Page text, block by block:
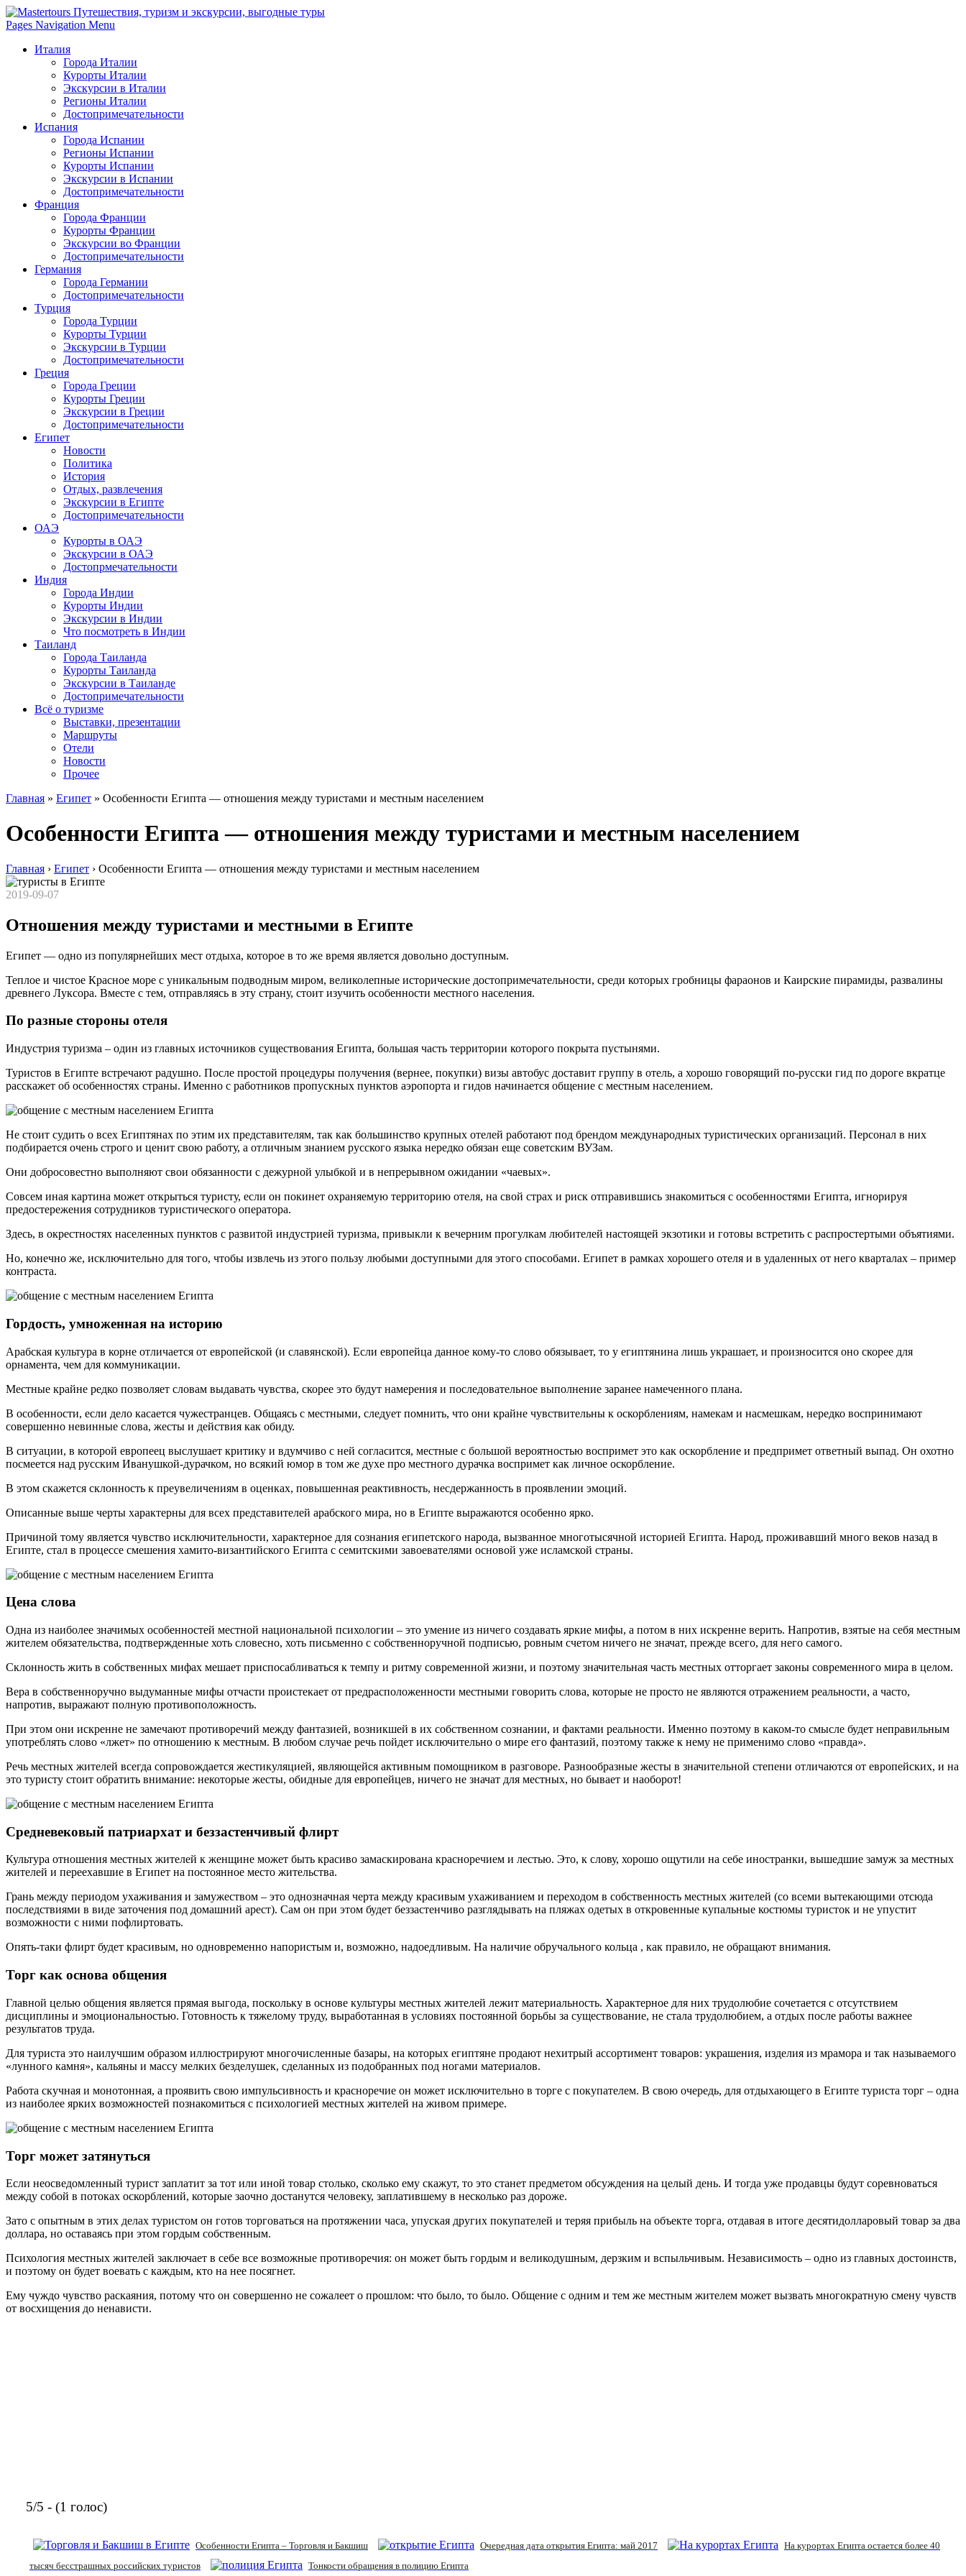
Pages Navigation Menu
Италия
Города Италии
Курорты Италии
Экскурсии в Италии
Регионы Италии
Достопримечательности
Испания
Города Испании
Регионы Испании
Курорты Испании
Экскурсии в Испании
Достопримечательности
Франция
Города Франции
Курорты Франции
Экскурсии во Франции
Достопримечательности
Германия
Города Германии
Достопримечательности
Турция
Города Турции
Курорты Турции
Экскурсии в Турции
Достопримечательности
Греция
Города Греции
Курорты Греции
Экскурсии в Греции
Достопримечательности
Египет
Новости
Политика
История
Отдых, развлечения
Экскурсии в Египте
Достопримечательности
ОАЭ
Курорты в ОАЭ
Экскурсии в ОАЭ
Достопрмечательности
Индия
Города Индии
Курорты Индии
Экскурсии в Индии
Что посмотреть в Индии
Таиланд
Города Таиланда
Курорты Таиланда
Экскурсии в Таиланде
Достопримечательности
Всё о туризме
Выставки, презентации
Маршруты
Отели
Новости
Прочее
Главная » Египет » Особенности Египта — отношения между туристами и местным населением
Особенности Египта — отношения между туристами и местным населением
Главная › Египет › Особенности Египта — отношения между туристами и местным населением
2019-09-07
Отношения между туристами и местными в Египте
Египет — одно из популярнейших мест отдыха, которое в то же время является довольно доступным.
Теплое и чистое Красное море с уникальным подводным миром, великолепные исторические достопримечательности, среди которых гробницы фараонов и Каирские пирамиды, развалины
древнего Луксора. Вместе с тем, отправляясь в эту страну, стоит изучить особенности местного населения.
По разные стороны отеля
Индустрия туризма – один из главных источников существования Египта, большая часть территории которого покрыта пустынями.
Туристов в Египте встречают радушно. После простой процедуры получения (вернее, покупки) визы автобус доставит группу в отель, а хорошо говорящий по-русски гид по дороге вкратце
расскажет об особенностях страны. Именно с работников пропускных пунктов аэропорта и гидов начинается общение с местным населением.
Не стоит судить о всех Египтянах по этим их представителям, так как большинство крупных отелей работают под брендом международных туристических организаций. Персонал в них
подбирается очень строго и ценит свою работу, а отличным знанием русского языка нередко обязан еще советским ВУЗам.
Они добросовестно выполняют свои обязанности с дежурной улыбкой и в непрерывном ожидании «чаевых».
Совсем иная картина может открыться туристу, если он покинет охраняемую территорию отеля, на свой страх и риск отправившись знакомиться с особенностями Египта, игнорируя
предостережения сотрудников туристического оператора.
Здесь, в окрестностях населенных пунктов с развитой индустрией туризма, привыкли к вечерним прогулкам любителей настоящей экзотики и готовы встретить с распростертыми объятиями.
Но, конечно же, исключительно для того, чтобы извлечь из этого пользу любыми доступными для этого способами. Египет в рамках хорошего отеля и в удаленных от него кварталах – пример
контраста.
Гордость, умноженная на историю
Арабская культура в корне отличается от европейской (и славянской). Если европейца данное кому-то слово обязывает, то у египтянина лишь украшает, и произносится оно скорее для
орнамента, чем для коммуникации.
Местные крайне редко позволяет словам выдавать чувства, скорее это будут намерения и последовательное выполнение заранее намеченного плана.
В особенности, если дело касается чужестранцев. Общаясь с местными, следует помнить, что они крайне чувствительны к оскорблениям, намекам и насмешкам, нередко воспринимают
совершенно невинные слова, жесты и действия как обиду.
В ситуации, в которой европеец выслушает критику и вдумчиво с ней согласится, местные с большой вероятностью воспримет это как оскорбление и предпримет ответный выпад. Он охотно
посмеется над русским Иванушкой-дурачком, но всякий юмор в том же духе про местного дурачка воспримет как личное оскорбление.
В этом скажется склонность к преувеличениям в оценках, повышенная реактивность, несдержанность в проявлении эмоций.
Описанные выше черты характерны для всех представителей арабского мира, но в Египте выражаются особенно ярко.
Причиной тому является чувство исключительности, характерное для сознания египетского народа, вызванное многотысячной историей Египта. Народ, проживавший много веков назад в
Египте, стал в процессе смешения хамито-византийского Египта с семитскими завоевателями основой уже исламской страны.
Цена слова
Одна из наиболее значимых особенностей местной национальной психологии – это умение из ничего создавать яркие мифы, а потом в них искренне верить. Напротив, взятые на себя местным
жителем обязательства, подтвержденные хоть словесно, хоть письменно с собственноручной подписью, ровным счетом ничего не значат, прежде всего, для него самого.
Склонность жить в собственных мифах мешает приспосабливаться к темпу и ритму современной жизни, и поэтому значительная часть местных отторгает законы современного мира в целом.
Вера в собственноручно выдуманные мифы отчасти проистекает от предрасположенности местными говорить слова, которые не просто не являются отражением реальности, а часто,
напротив, выражают полную противоположность.
При этом они искренне не замечают противоречий между фантазией, возникшей в их собственном сознании, и фактами реальности. Именно поэтому в каком-то смысле будет неправильным
употреблять слово «лжет» по отношению к местным. В любом случае речь пойдет исключительно о мире его фантазий, поэтому также к нему не применимо слово «правда».
Речь местных жителей всегда сопровождается жестикуляцией, являющейся активным помощником в разговоре. Разнообразные жесты в значительной степени отличаются от европейских, и на
это туристу стоит обратить внимание: некоторые жесты, обидные для европейцев, ничего не значат для местных, но бывает и наоборот!
Средневековый патриархат и беззастенчивый флирт
Культура отношения местных жителей к женщине может быть красиво замаскирована красноречием и лестью. Это, к слову, хорошо ощутили на себе иностранки, вышедшие замуж за местных
жителей и переехавшие в Египет на постоянное место жительства.
Грань между периодом ухаживания и замужеством – это однозначная черта между красивым ухаживанием и переходом в собственность местных жителей (со всеми вытекающими отсюда
последствиями в виде заточения под домашний арест). Сам он при этом будет беззастенчиво разглядывать на пляжах одетых в откровенные купальные костюмы туристок и не упустит
возможности с ними пофлиртовать.
Опять-таки флирт будет красивым, но одновременно напористым и, возможно, надоедливым. На наличие обручального кольца , как правило, не обращают внимания.
Торг как основа общения
Главной целью общения является прямая выгода, поскольку в основе культуры местных жителей лежит материальность. Характерное для них трудолюбие сочетается с отсутствием
дисциплины и эмоциональностью. Готовность к тяжелому труду, выработанная в условиях постоянной борьбы за существование, не стала трудолюбием, а отдых после работы важнее
результатов труда.
Для туриста это наилучшим образом иллюстрируют многочисленные базары, на которых египтяне продают нехитрый ассортимент товаров: украшения, изделия из мрамора и так называемого
«лунного камня», кальяны и массу мелких безделушек, сделанных из подобранных под ногами материалов.
Работа скучная и монотонная, а проявить свою импульсивность и красноречие он может исключительно в торге с покупателем. В свою очередь, для отдыхающего в Египте туриста торг – одна
из наиболее ярких возможностей познакомиться с психологией местных жителей на живом примере.
Торг может затянуться
Если неосведомленный турист заплатит за тот или иной товар столько, сколько ему скажут, то это станет предметом обсуждения на целый день. И тогда уже продавцы будут соревноваться
между собой в потоках оскорблений, которые заочно достанутся человеку, заплатившему в несколько раз дороже.
Зато с опытным в этих делах туристом он готов торговаться на протяжении часа, упуская других покупателей и теряя прибыль на объекте торга, отдавая в итоге десятидолларовый товар за два
доллара, но оставаясь при этом гордым собственным.
Психология местных жителей заключает в себе все возможные противоречия: он может быть гордым и великодушным, дерзким и вспыльчивым. Независимость – одно из главных достоинств,
и поэтому он будет воевать с каждым, кто на нее посягнет.
Ему чуждо чувство раскаяния, потому что он совершенно не сожалеет о прошлом: что было, то было. Общение с одним и тем же местным жителем может вызвать многократную смену чувств
от восхищения до ненависти.
5/5 - (1 голос)
Особенности Египта – Торговля и Бакшиш Очередная дата открытия Египта: май 2017
На курортах Египта остается более 40
тысяч бесстрашных российских туристов
Тонкости обращения в полицию Египта